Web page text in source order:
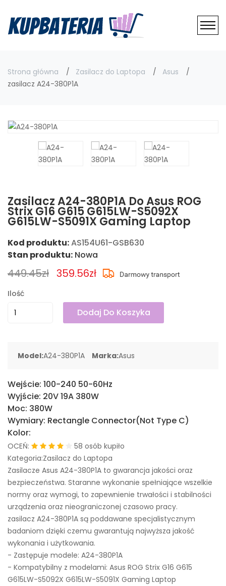
Strona główna Zasilacz do Laptopa
Asus
zasilacz A24-380P1A
Zasilacz A24-380P1A Do Asus ROG
Strix G16 G615 G615LW-S5092X
G615LW-S5091X Gaming Laptop
Kod produktu:AS154U61-GSB630
Stan produktu: Nowa
449.45zł 359.56zł
Ilość
Dodaj Do Koszyka
Model:A24-380P1A Marka:Asus
Wejście: 100-240 50-60Hz
Wyjście: 20V 19A 380W
Moc: 380W
Wymiary: Rectangle Connector(Not Type C)
Kolor:
OCEŃ:
58 osób kupiło
Kategoria:Zasilacz do Laptopa
Zasilacze Asus A24-380P1A to gwarancja jakości oraz
bezpieczeństwa. Staranne wykonanie spełniające wszelkie
normy oraz wymogi, to zapewnienie trwałości i stabilności
urządzenia oraz nieograniczonej czasowo pracy.
zasilacz A24-380P1A są poddawane specjalistycznym
badaniom dzięki czemu gwarantują najwyższa jakość
wykonania i użytkowania.
- Zastępuje modele: A24-380P1A
- Kompatybilny z modelami: Asus ROG Strix G16 G615
G615LW-S5092X G615LW-S5091X Gaming Laptop